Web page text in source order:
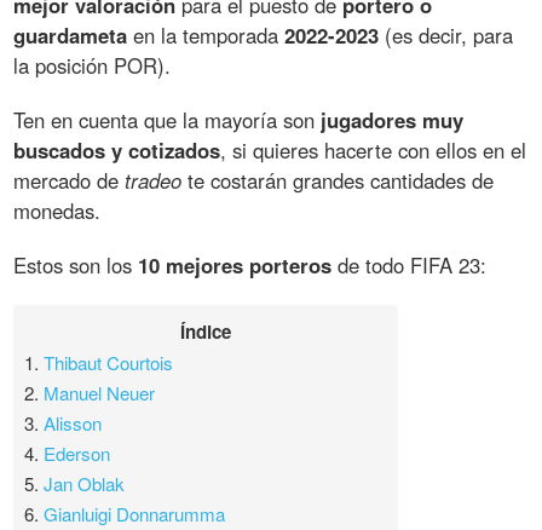
guardameta en la temporada2022-2023 (es decir, para
la posición POR).
Ten en cuenta que la mayoría son jugadores muy
buscados y cotizados, si quieres hacerte con ellos en el
mercado detradeo te costarán grandes cantidades de
monedas.
Estos son los 10 mejores porteros de todo FIFA 23:
Índice
1.Thibaut Courtois
2. Manuel Neuer
3.Alisson
4. Ederson
5.Jan Oblak
6.Gianluigi Donnarumma